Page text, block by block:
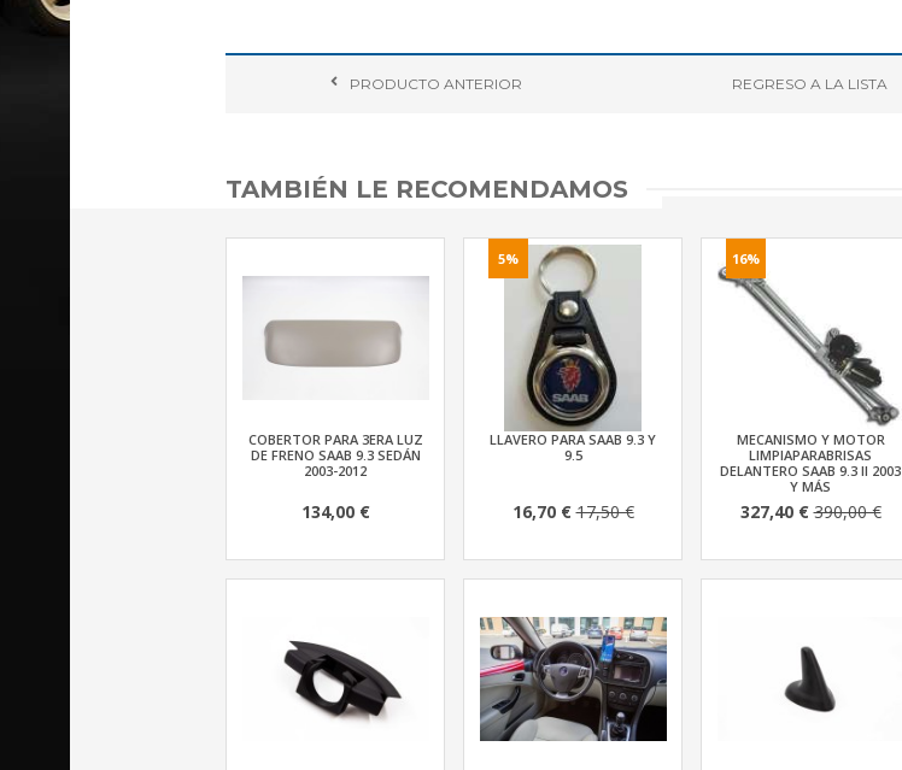
PRODUCTOANTERIOR REGRESO A LA LISTA
TAMBIÉN LE RECOMENDAMOS
COBERTOR PARA 3ERA LUZ
DE FRENO SAAB 9.3 SEDÁN
2003-2012
134,00 €
5%
LLAVERO PARA SAAB 9.3 Y
9.5
16,70 €17,50 €
16%
MECANISMO Y MOTOR
LIMPIAPARABRISAS
DELANTERO SAAB 9.3 II 2003
Y MÁS
327,40 €390,00 €